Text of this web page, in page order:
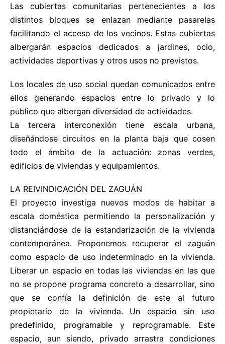
Las cubiertas comunitarias pertenecientes a los
distintos bloques se enlazan mediante pasarelas
facilitando el acceso de los vecinos. Estas cubiertas
albergarán espacios dedicados a jardines, ocio,
actividades deportivas y otros usos no previstos.
Los locales de uso social quedan comunicados entre
ellos generando espacios entre lo privado y lo
público que albergan diversidad de actividades.
La tercera interconexión tiene escala urbana,
diseñándose circuitos en la planta baja que cosen
todo el ámbito de la actuación: zonas verdes,
edificios de viviendas y equipamientos.
LA REIVINDICACIÓN DEL ZAGUÁN
El proyecto investiga nuevos modos de habitar a
escala doméstica permitiendo la personalización y
distanciándose de la estandarización de la vivienda
contemporánea. Proponemos recuperar el zaguán
como espacio de uso indeterminado en la vivienda.
Liberar un espacio en todas las viviendas en las que
no se propone programa concreto a desarrollar, sino
que se confía la definición de este al futuro
propietario de la vivienda. Un espacio sin uso
predefinido, programable y reprogramable. Este
espacio, aun siendo, privado arrastra condiciones